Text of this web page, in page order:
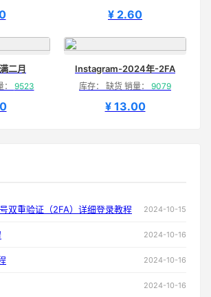
¥ 2.60
二月
9523
Instagram-2024年-2FA
库存： 缺货 销量： 9079
¥ 13.00
双重验证（2FA）详细登录教程 2024-10-15
2024-10-16
2024-10-16
2024-10-16